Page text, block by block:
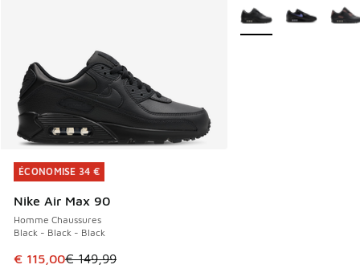
ÉCONOMISE 34 €
Nike Air Max 90
Homme Chaussures
Black - Black - Black
Cet article est en promotion. Prix en baisse de € 149,99 à
€ 115,00€ 149,99
ÉCONOMISE 34 €
Plus de couleurs